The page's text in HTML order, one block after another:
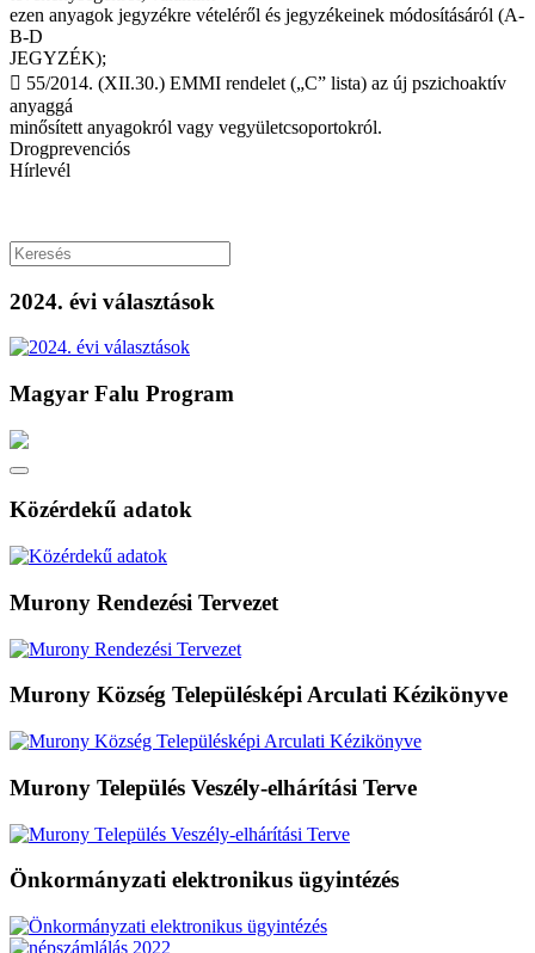
ezen anyagok jegyzékre vételéről és jegyzékeinek módosításáról (A-
B-D
JEGYZÉK);
 55/2014. (XII.30.) EMMI rendelet („C” lista) az új pszichoaktív
anyaggá
minősített anyagokról vagy vegyületcsoportokról.
Drogprevenciós
Hírlevél
2024. évi választások
Magyar Falu Program
Közérdekű adatok
Murony Rendezési Tervezet
Murony Község Településképi Arculati Kézikönyve
Murony Település Veszély-elhárítási Terve
Önkormányzati elektronikus ügyintézés